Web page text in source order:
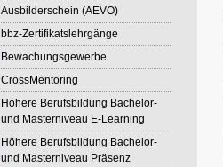
Ausbilderschein (AEVO)
bbz-Zertifikatslehrgänge
Bewachungsgewerbe
CrossMentoring
Höhere Berufsbildung Bachelor-
und Masterniveau E-Learning
Höhere Berufsbildung Bachelor-
und Masterniveau Präsenz